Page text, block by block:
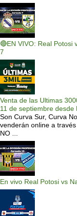
🔴EN VIVO: Real Potosi
7
Venta de las Ultimas
11 de septiembre desde
Son Curva Sur, Curva
venderán online a
NO ...
En vivo Real Potosi vs